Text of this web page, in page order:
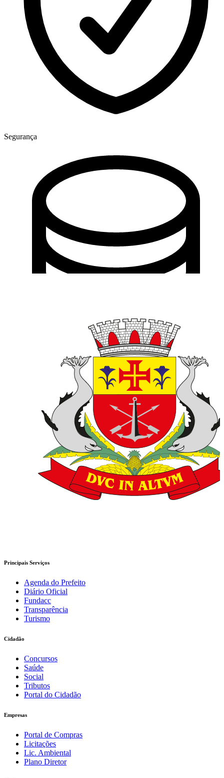
Segurança
gov.br
Para consultar seus dados pessoais, é necessário confirmar sua
Principais Serviços
Agenda do Prefeito
Diário Oficial
Fundacc
Transparência
Turismo
Cidadão
Concursos
Saúde
Social
Tributos
Portal do Cidadão
Empresas
Portal de Compras
Licitações
Lic. Ambiental
Plano Diretor